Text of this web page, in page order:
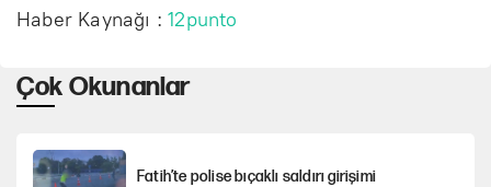
Haber Kaynağı :12punto
Çok Okunanlar
Fatih’te polise bıçaklı saldırı girişimi